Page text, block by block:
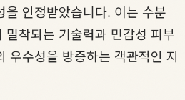
을 인정받았습니다. 이는 수분
착되는 기술력과 민감성 피부
우수성을 방증하는 객관적인 지